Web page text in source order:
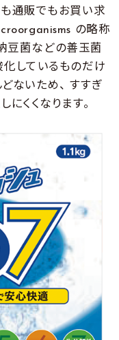
通販でもお買い求
の略称
豆菌などの善玉菌
しているものだけ
ないため、 すすぎ
くくなります。